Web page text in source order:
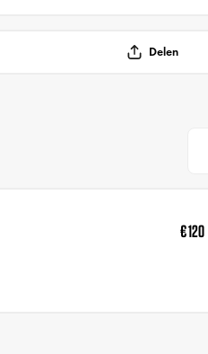
Delen
€ 120